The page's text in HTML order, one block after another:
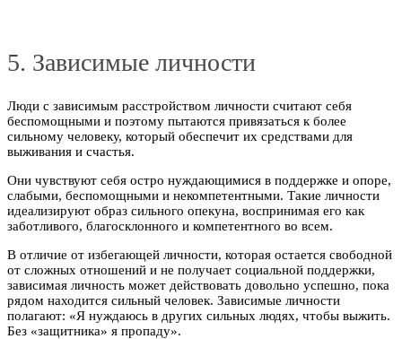
5. Зависимые личности
Люди с зависимым расстройством личности считают себя
беспомощными и поэтому пытаются привязаться к более
сильному человеку, который обеспечит их средствами для
выживания и счастья.
Они чувствуют себя остро нуждающимися в поддержке и опоре,
слабыми, беспомощными и некомпетентными. Такие личности
идеализируют образ сильного опекуна, воспринимая его как
заботливого, благосклонного и компетентного во всем.
В отличие от избегающей личности, которая остается свободной
от сложных отношений и не получает социальной поддержки,
зависимая личность может действовать довольно успешно, пока
рядом находится сильный человек. Зависимые личности
полагают: «Я нуждаюсь в других сильных людях, чтобы выжить.
Без «защитника» я пропаду».